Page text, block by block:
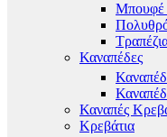
Μπουφέ
Καναπέδες
Καναπές
Κρεβάτια